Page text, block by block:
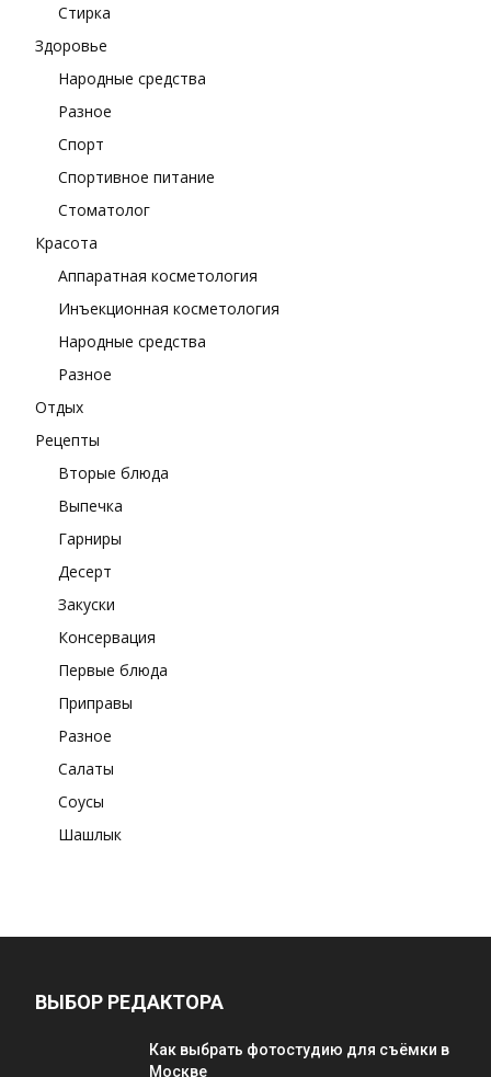
Стирка
Здоровье
Народные средства
Разное
Спорт
Спортивное питание
Стоматолог
Красота
Аппаратная косметология
Инъекционная косметология
Народные средства
Разное
Отдых
Рецепты
Вторые блюда
Выпечка
Гарниры
Десерт
Закуски
Консервация
Первые блюда
Приправы
Разное
Салаты
Соусы
Шашлык
ВЫБОР РЕДАКТОРА
Как выбрать фотостудию для съёмки в
Москве